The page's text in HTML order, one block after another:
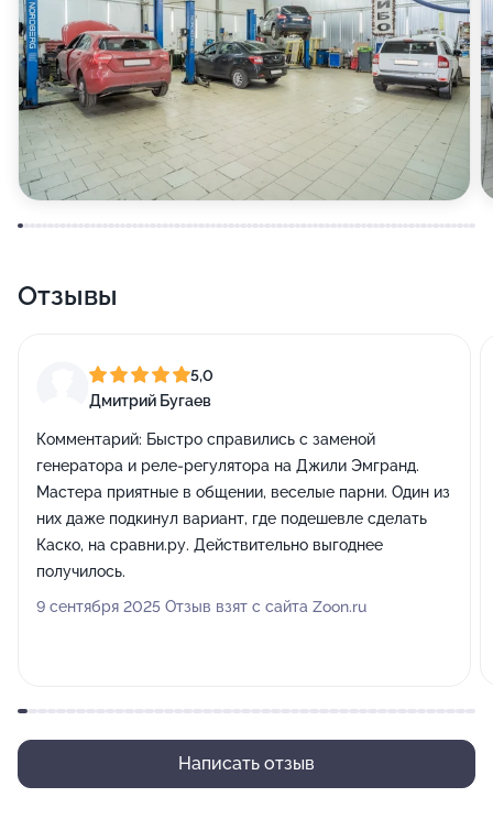
Отзывы
5,0
Дмитрий Бугаев
Комментарий: Быстро справились с заменой
генератора и реле-регулятора на Джили Эмгранд.
Мастера приятные в общении, веселые парни. Один из
них даже подкинул вариант, где подешевле сделать
Каско, на сравни.ру. Действительно выгоднее
получилось.
9 сентября 2025 Отзыв взят с сайта Zoon.ru
Написать отзыв